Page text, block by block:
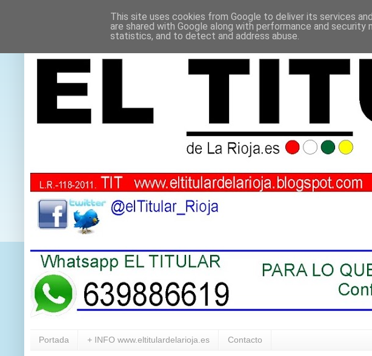
Portada + INFO www.eltitulardelarioja.es Contacto
This site uses cookies from Google to deliver its services
are shared with Google along with performance and
statistics, and to detect and address abuse.